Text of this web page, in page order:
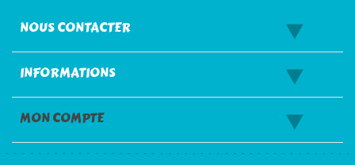
NOUS CONTACTER
INFORMATIONS
MON COMPTE